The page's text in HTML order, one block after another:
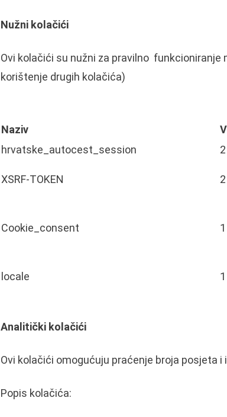
Nužni kolačići
Ovi kolačići su nužni za pravilno
korištenje drugih kolačića)
Naziv
hrvatske_autocest_session
XSRF-TOKEN
Cookie_consent
locale
Analitički kolačići
Ovi kolačići omogućuju praćenje broja posjeta
Popis kolačića: